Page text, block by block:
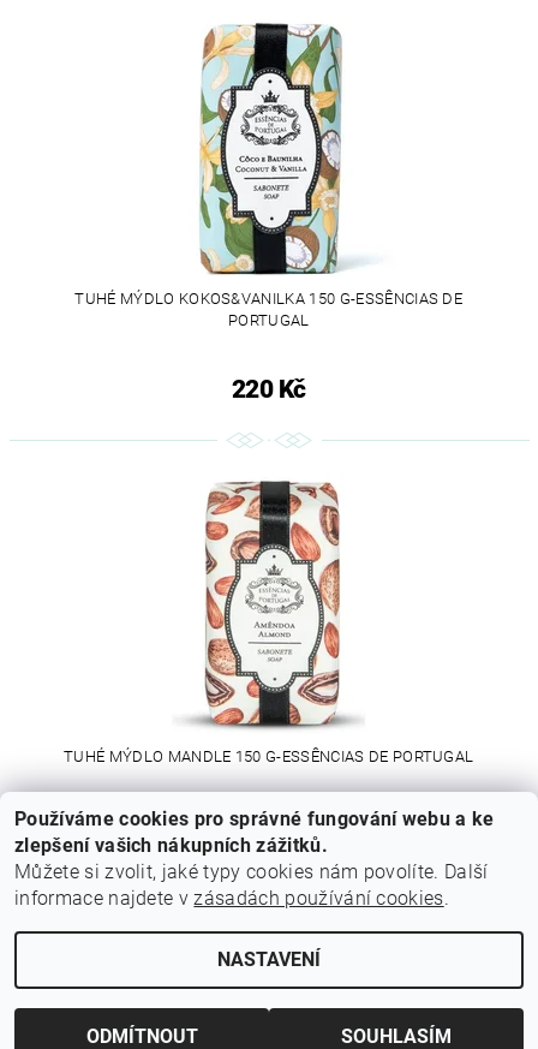
TUHÉ MÝDLO KOKOS&VANILKA 150 G-ESSÊNCIAS DE
PORTUGAL
220 Kč
TUHÉ MÝDLO MANDLE 150 G-ESSÊNCIAS DE PORTUGAL
220 Kč
2026 © Z Portugalska, všechna práva vyhrazenaUpravit nastavení cookies
Používáme cookies pro správné fungování webu a ke
zlepšení vašich nákupních zážitků.
Můžete si zvolit, jaké typy cookies nám povolíte. Další
informace najdete vzásadách používání cookies.
NASTAVENÍ
ODMÍTNOUT SOUHLASÍM